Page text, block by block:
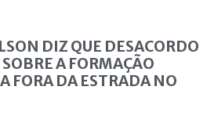
DIZ QUE DESACORDO
A FORMAÇÃO
FORA DA ESTRADA NO